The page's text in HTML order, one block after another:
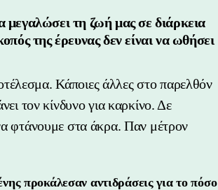
μεγαλώσει τη ζωή μας σε διάρκεια
της έρευνας δεν είναι να ωθήσει
Κάποιες άλλες στο παρελθόν
τον κίνδυνο για καρκίνο. Δε
να φτάνουμε στα άκρα. Παν μέτρον
προκάλεσαν αντιδράσεις για το πόσο